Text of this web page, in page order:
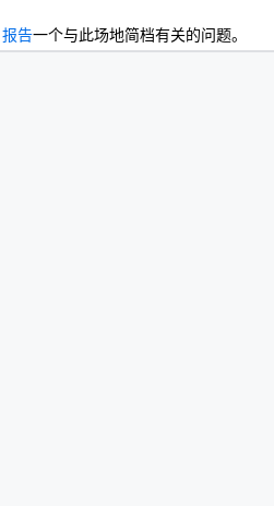
报告一个与此场地简档有关的问题。